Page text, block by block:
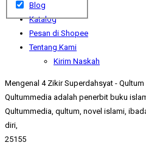
Blog
Katalog
Pesan di Shopee
Tentang Kami
Kirim Naskah
Mengenal 4 Zikir Superdahsyat -
Qultummedia adalah penerbit buku
Qultummedia, qultum, novel islami,
diri,
25155